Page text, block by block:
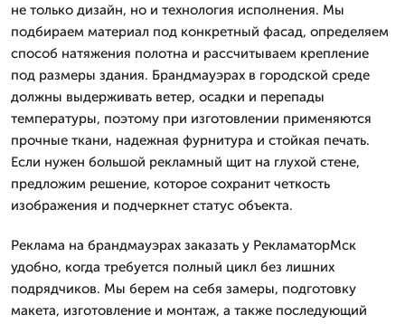
не только дизайн, но и технология исполнения. Мы
подбираем материал под конкретный фасад, определяем
способ натяжения полотна и рассчитываем крепление
под размеры здания. Брандмауэрах в городской среде
должны выдерживать ветер, осадки и перепады
температуры, поэтому при изготовлении применяются
прочные ткани, надежная фурнитура и стойкая печать.
Если нужен большой рекламный щит на глухой стене,
предложим решение, которое сохранит четкость
изображения и подчеркнет статус объекта.
Реклама на брандмауэрах заказать у РекламаторМск
удобно, когда требуется полный цикл без лишних
подрядчиков. Мы берем на себя замеры, подготовку
макета, изготовление и монтаж, а также последующий